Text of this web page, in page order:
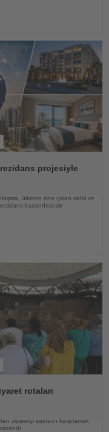
projesiyle
ülkenin öne çıkan sahil ve
kazandıracak
rotaları
ziyaretçi sayısını karşılamak